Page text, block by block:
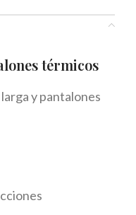
térmicos
y pantalones